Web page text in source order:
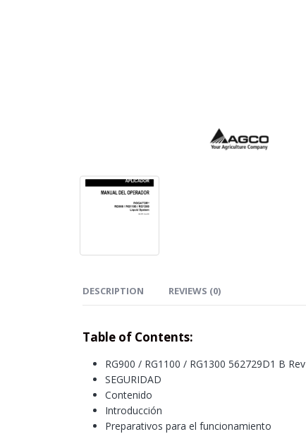
DESCRIPTION REVIEWS (0)
Table of Contents:
RG900 / RG1100 / RG1300 562729D1 B Rev
SEGURIDAD
Contenido
Introducción
Preparativos para el funcionamiento